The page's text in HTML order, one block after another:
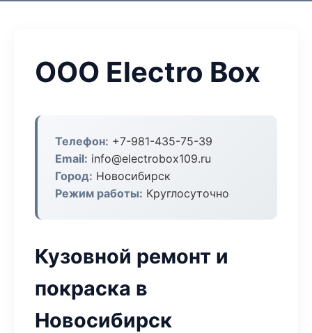
ООО Electro Box
Телефон: +7-981-435-75-39
Email: info@electrobox109.ru
Город: Новосибирск
Режим работы: Круглосуточно
Кузовной ремонт и
покраска в
Новосибирск